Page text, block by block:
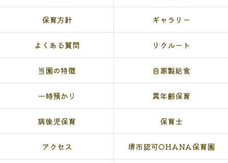
保育方針 ギャラリー
よくある質問 リクルート
当園の特徴 自家製給食
一時預かり 異年齢保育
病後児保育 保育士
アクセス 堺市認可OHANA保育園